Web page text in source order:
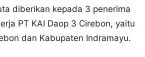
diberikan kepada 3 penerima
PT KAI Daop 3 Cirebon, yaitu
dan Kabupaten Indramayu.